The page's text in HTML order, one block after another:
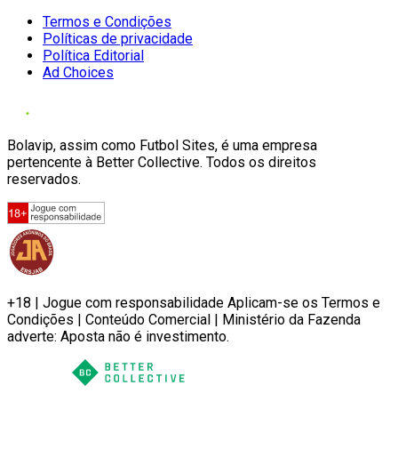
Termos e Condições
Políticas de privacidade
Política Editorial
Ad Choices
Bolavip, assim como Futbol Sites, é uma empresa
pertencente à Better Collective. Todos os direitos
reservados.
+18 | Jogue com responsabilidade Aplicam-se os Termos e
Condições | Conteúdo Comercial | Ministério da Fazenda
adverte: Aposta não é investimento.